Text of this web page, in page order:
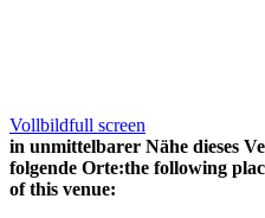
Vollbildfull screen
in unmittelbarer Nähe dieses
folgende Orte:the following
of this venue: